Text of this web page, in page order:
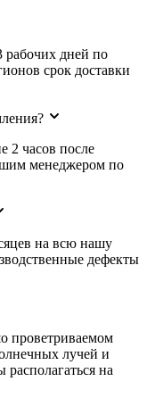
рабочих дней по
срок доставки
2 часов после
менеджером по
на всю нашу
дефекты
проветриваемом
лучей и
на